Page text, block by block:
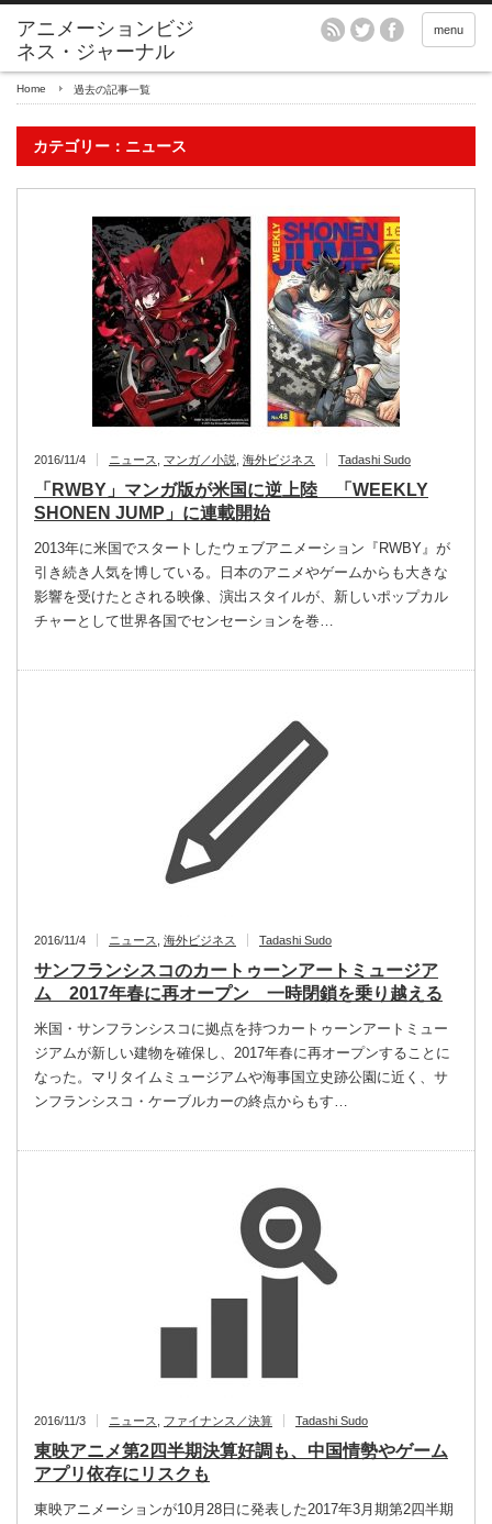
アニメーションビジ
ネス・ジャーナル
menu
Home 過去の記事一覧
カテゴリー：ニュース
2016/11/4 ニュース マンガ／小説 海外ビジネス Tadashi Sudo
「RWBY」マンガ版が米国に逆上陸 「WEEKLY
SHONEN JUMP」に連載開始
2013年に米国でスタートしたウェブアニメーション『RWBY』が
引き続き人気を博している。日本のアニメやゲームからも大きな
影響を受けたとされる映像、演出スタイルが、新しいポップカル
チャーとして世界各国でセンセーションを巻…
2016/11/4 ニュース 海外ビジネス Tadashi Sudo
サンフランシスコのカートゥーンアートミュージア
ム 2017年春に再オープン 一時閉鎖を乗り越える
米国・サンフランシスコに拠点を持つカートゥーンアートミュー
ジアムが新しい建物を確保し、2017年春に再オープンすることに
なった。マリタイムミュージアムや海事国立史跡公園に近く、サ
ンフランシスコ・ケーブルカーの終点からもす…
2016/11/3 ニュース ファイナンス／決算 Tadashi Sudo
東映アニメ第2四半期決算好調も、中国情勢やゲーム
アプリ依存にリスクも
東映アニメーションが10月28日に発表した2017年3月期第2四半期